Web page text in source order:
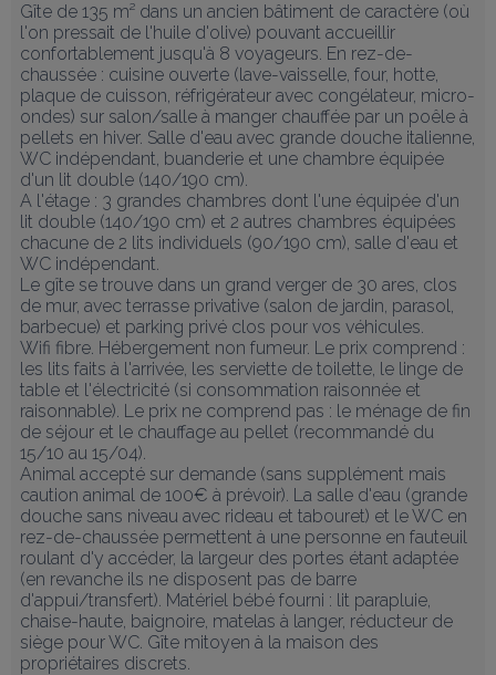
Gîte de 135 m² dans un ancien bâtiment de caractère (où
l'on pressait de l'huile d'olive) pouvant accueillir
confortablement jusqu'à 8 voyageurs. En rez-de-
chaussée : cuisine ouverte (lave-vaisselle, four, hotte,
plaque de cuisson, réfrigérateur avec congélateur, micro-
ondes) sur salon/salle à manger chauffée par un poêle à
pellets en hiver. Salle d'eau avec grande douche italienne,
WC indépendant, buanderie et une chambre équipée
d'un lit double (140/190 cm).
A l'étage : 3 grandes chambres dont l'une équipée d'un
lit double (140/190 cm) et 2 autres chambres équipées
chacune de 2 lits individuels (90/190 cm), salle d'eau et
WC indépendant.
Le gîte se trouve dans un grand verger de 30 ares, clos
de mur, avec terrasse privative (salon de jardin, parasol,
barbecue) et parking privé clos pour vos véhicules.
Wifi fibre. Hébergement non fumeur. Le prix comprend :
les lits faits à l'arrivée, les serviette de toilette, le linge de
table et l'électricité (si consommation raisonnée et
raisonnable). Le prix ne comprend pas : le ménage de fin
de séjour et le chauffage au pellet (recommandé du
15/10 au 15/04).
Animal accepté sur demande (sans supplément mais
caution animal de 100€ à prévoir). La salle d'eau (grande
douche sans niveau avec rideau et tabouret) et le WC en
rez-de-chaussée permettent à une personne en fauteuil
roulant d'y accéder, la largeur des portes étant adaptée
(en revanche ils ne disposent pas de barre
d'appui/transfert). Matériel bébé fourni : lit parapluie,
chaise-haute, baignoire, matelas à langer, réducteur de
siège pour WC. Gîte mitoyen à la maison des
propriétaires discrets.